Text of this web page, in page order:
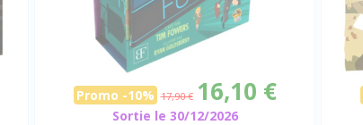
Promo -10% 17,90 € 16,10 €
Sortie le 30/12/2026